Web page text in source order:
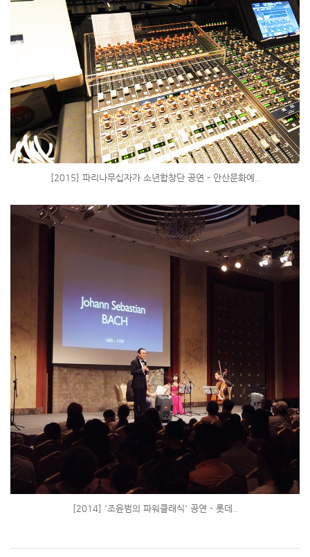
[2015] 파리나무십자가 소년합창단 공연 - 안산문화예..
[2014] '조윤범의 파워클래식' 공연 - 롯데..